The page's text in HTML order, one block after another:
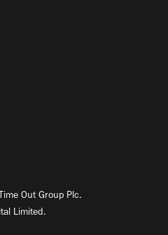
Out Group Plc.
Limited.